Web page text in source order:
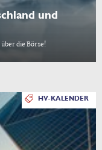
und
die Börse!
HV-KALENDER